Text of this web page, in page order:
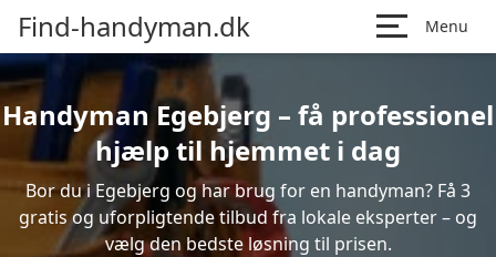
Find-handyman.dk Menu
Handyman Egebjerg – få professionel
hjælp til hjemmet i dag
Bor du i Egebjerg og har brug for en handyman? Få 3
gratis og uforpligtende tilbud fra lokale eksperter – og
vælg den bedste løsning til prisen.